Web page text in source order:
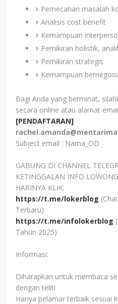
Pemecahan masalah
Analisis cost benefit
Kemampuan
Pemikiran holistik,
Pemikiran strategis
Kemampuan
Bagi Anda yang berminat,
secara online atau alamat
[PENDAFTARAN]
Subject email : Nama_OD
GABUNG DI CHANNEL
KETINGGALAN INFO
HARINYA KLIK:
https://t.me/lokerblog
Terbaru)
https://t.me/infolokerblog
Tahun 2025)
Informasi:
Diharapkan untuk membaca
dengan teliti
Hanya pelamar terbaik sesuai